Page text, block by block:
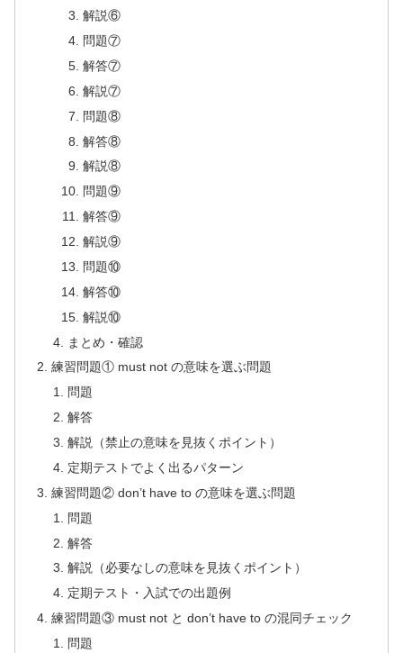
解説⑥
問題⑦
解答⑦
解説⑦
問題⑧
解答⑧
解説⑧
問題⑨
解答⑨
解説⑨
問題⑩
解答⑩
解説⑩
まとめ・確認
練習問題① must not の意味を選ぶ問題
問題
解答
解説（禁止の意味を見抜くポイント）
定期テストでよく出るパターン
練習問題② don’t have to の意味を選ぶ問題
問題
解答
解説（必要なしの意味を見抜くポイント）
定期テスト・入試での出題例
練習問題③ must not と don’t have to の混同チェック
問題